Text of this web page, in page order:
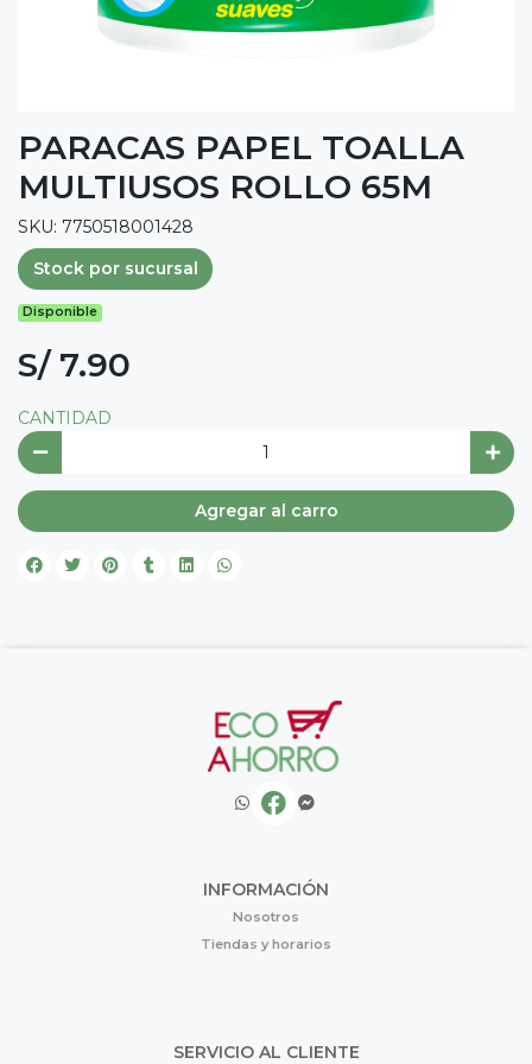
PARACAS PAPEL TOALLA
MULTIUSOS ROLLO 65M
SKU: 7750518001428
Stock por sucursal
Disponible
S/ 7.90
CANTIDAD
Agregar al carro
INFORMACIÓN
Nosotros
Tiendas y horarios
SERVICIO AL CLIENTE